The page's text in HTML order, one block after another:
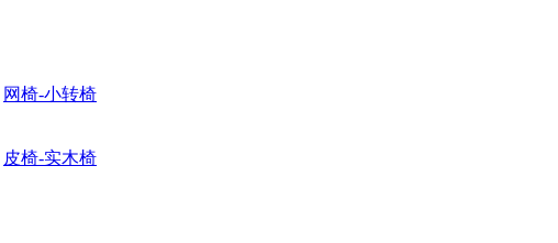
网椅-小转椅
皮椅-实木椅